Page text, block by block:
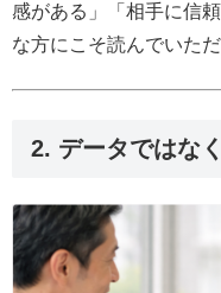
感がある」「相手に信
な方にこそ読んでいた
2. データではな